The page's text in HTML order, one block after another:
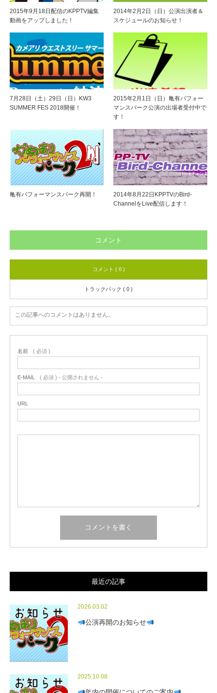
2015年9月18日配信のKPPTV編集
動画をアップしました！
2014年2月2日（日）公演出演者＆
スケジュールのお知らせ！
7月28日（土）29日（日）KW3
SUMMER FES 2018開催！
2015年2月1日（日）亀有パフォー
マンスパーク公演の出場者受付中で
す！
亀有パフォーマンスパーク再開！
2014年8月22日KPPTVのBird-
ChannelをLive配信します！
コメント
コメント ( 0 )
トラックバック ( 0 )
この記事へのコメントはありません。
名前 ( 必須 )
E-MAIL ( 必須 ) - 公開されません -
URL
最近の記事
2026.03.02
公演再開のお知らせ
2025.10.08